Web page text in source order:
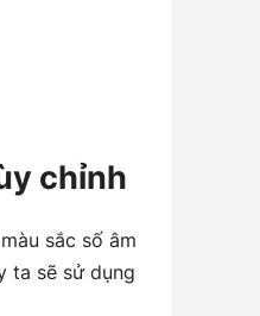
chỉnh
sắc số âm
ta sẽ sử dụng